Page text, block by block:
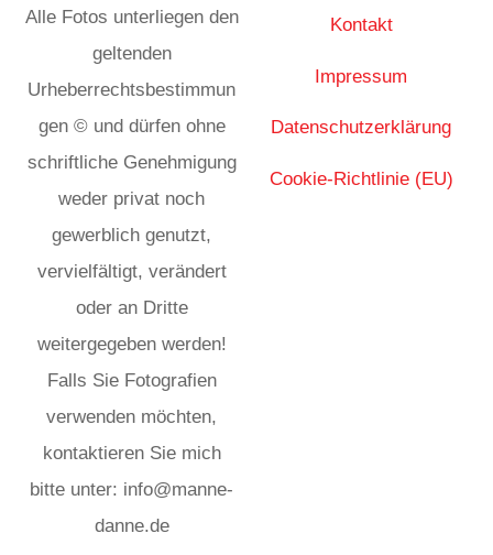
Alle Fotos unterliegen den
geltenden
Urheberrechtsbestimmun
gen © und dürfen ohne
schriftliche Genehmigung
weder privat noch
gewerblich genutzt,
vervielfältigt, verändert
oder an Dritte
weitergegeben werden!
Falls Sie Fotografien
verwenden möchten,
kontaktieren Sie mich
bitte unter: info@manne-
danne.de
Kontakt
Impressum
Datenschutzerklärung
Cookie-Richtlinie (EU)